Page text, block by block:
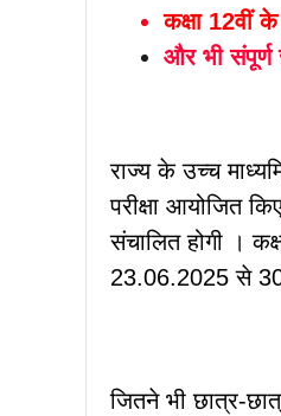
कक्षा 12वीं
और भी संपूर्ण
राज्य के उच्च
परीक्षा आयोजित
संचालित होगी ।
23.06.2025 से
जितने भी छात्र-